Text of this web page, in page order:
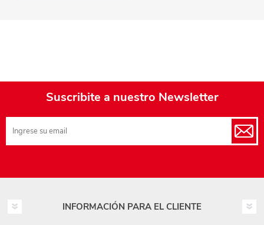
Suscribite a nuestro Newsletter
INFORMACIÓN PARA EL CLIENTE